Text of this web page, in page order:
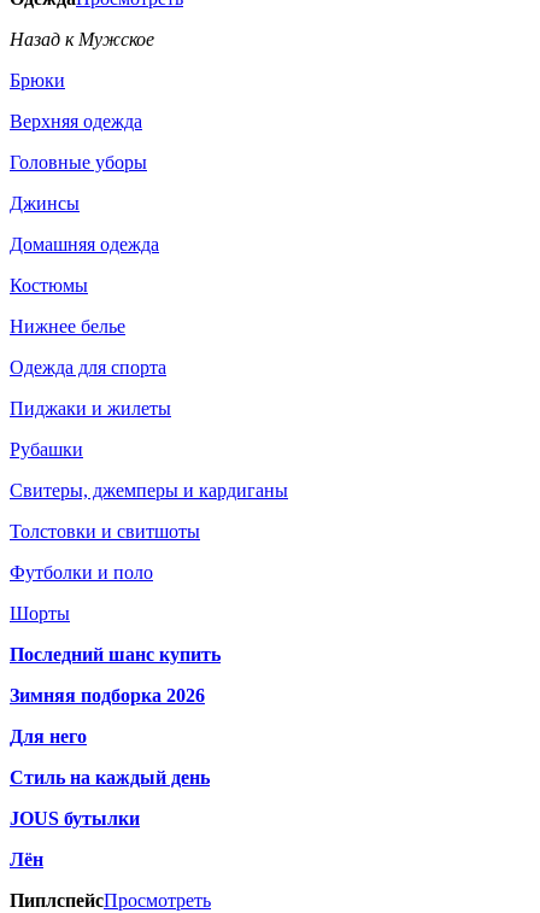
Назад к Мужское
Брюки
Верхняя одежда
Головные уборы
Джинсы
Домашняя одежда
Костюмы
Нижнее белье
Одежда для спорта
Пиджаки и жилеты
Рубашки
Свитеры, джемперы и кардиганы
Толстовки и свитшоты
Футболки и поло
Шорты
Последний шанс купить
Зимняя подборка 2026
Для него
Стиль на каждый день
JOUS бутылки
Лён
ПиплспейсПросмотреть